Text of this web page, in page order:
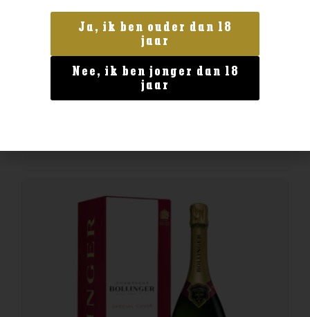
Domaine Langlois Sancerre Chateau de
Thauvenay
Ja, ik ben ouder dan 18
jaar
Nee, ik ben jonger dan 18
jaar